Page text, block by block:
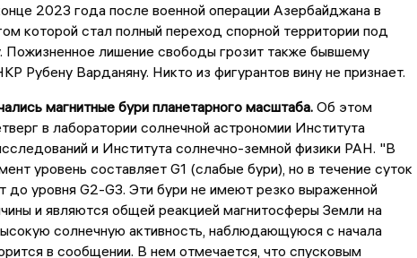
2023 года после военной операции Азербайджана в
которой стал полный переход спорной территории под
Пожизненное лишение свободы грозит также бывшему
Рубену Варданяну. Никто из фигурантов вину не признает.
магнитные бури планетарного масштаба.Об этом
в лаборатории солнечной астрономии Института
и Института солнечно-земной физики РАН. "В
уровень составляет G1 (слабые бури), но в течение суток
до уровня G2-G3. Эти бури не имеют резко выраженной
и являются общей реакцией магнитосферы Земли на
солнечную активность, наблюдающуюся с начала
в сообщении. В нем отмечается, что спусковым